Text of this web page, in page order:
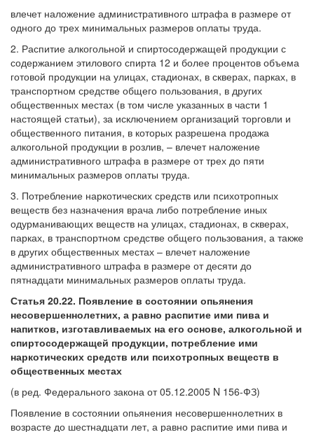
влечет наложение административного штрафа в размере от
одного до трех минимальных размеров оплаты труда.
2. Распитие алкогольной и спиртосодержащей продукции с
содержанием этилового спирта 12 и более процентов объема
готовой продукции на улицах, стадионах, в скверах, парках, в
транспортном средстве общего пользования, в других
общественных местах (в том числе указанных в части 1
настоящей статьи), за исключением организаций торговли и
общественного питания, в которых разрешена продажа
алкогольной продукции в розлив, – влечет наложение
административного штрафа в размере от трех до пяти
минимальных размеров оплаты труда.
3. Потребление наркотических средств или психотропных
веществ без назначения врача либо потребление иных
одурманивающих веществ на улицах, стадионах, в скверах,
парках, в транспортном средстве общего пользования, а также
в других общественных местах – влечет наложение
административного штрафа в размере от десяти до
пятнадцати минимальных размеров оплаты труда.
Статья 20.22. Появление в состоянии опьянения
несовершеннолетних, а равно распитие ими пива и
напитков, изготавливаемых на его основе, алкогольной и
спиртосодержащей продукции, потребление ими
наркотических средств или психотропных веществ в
общественных местах
(в ред. Федерального закона от 05.12.2005 N 156-ФЗ)
Появление в состоянии опьянения несовершеннолетних в
возрасте до шестнадцати лет, а равно распитие ими пива и